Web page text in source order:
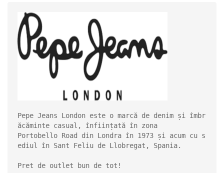
Pepe Jeans London este o marcă de denim și îmbr
ăcăminte casual, înființată în zona
Portobello Road din Londra în 1973 și acum cu s
ediul în Sant Feliu de Llobregat, Spania.
Pret de outlet bun de tot!